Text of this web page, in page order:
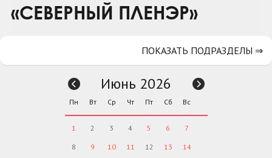
Контакты
«СЕВЕРНЫЙ ПЛЕНЭР»
ПОКАЗАТЬ ПОДРАЗДЕЛЫ ⇒
Июнь 2026
Пн Вт Ср Чт Пт Сб Вс
1 2 3 4 5 6 7
8 9 10 11 12 13 14